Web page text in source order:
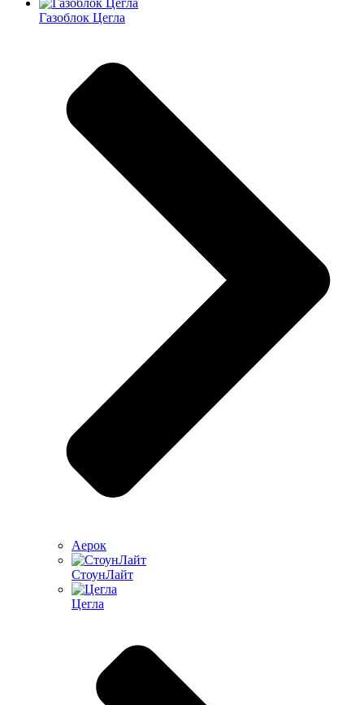
Газоблок Цегла
Аерок
СтоунЛайт
Цегла